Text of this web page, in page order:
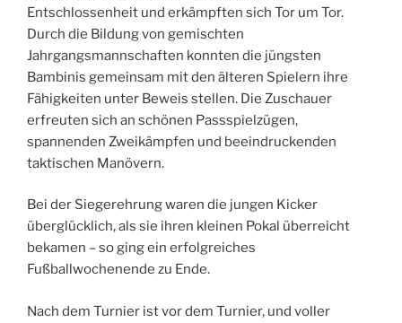
Entschlossenheit und erkämpften sich Tor um Tor.
Durch die Bildung von gemischten
Jahrgangsmannschaften konnten die jüngsten
Bambinis gemeinsam mit den älteren Spielern ihre
Fähigkeiten unter Beweis stellen. Die Zuschauer
erfreuten sich an schönen Passspielzügen,
spannenden Zweikämpfen und beeindruckenden
taktischen Manövern.
Bei der Siegerehrung waren die jungen Kicker
überglücklich, als sie ihren kleinen Pokal überreicht
bekamen – so ging ein erfolgreiches
Fußballwochenende zu Ende.
Nach dem Turnier ist vor dem Turnier, und voller